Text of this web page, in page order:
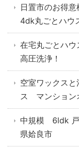
日置市のお得
4dk丸ごとハウ
在宅丸ごとハ
高圧洗浄！
空室ワックス
ス マンション
中規模 6ldk 戸
県姶良市